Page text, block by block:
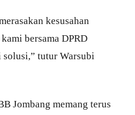
kesusahan
bersama DPRD
tutur Warsubi
Jombang memang terus